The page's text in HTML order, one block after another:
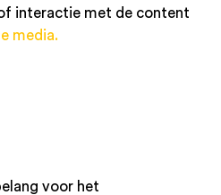
interactie met de content
media.
voor het